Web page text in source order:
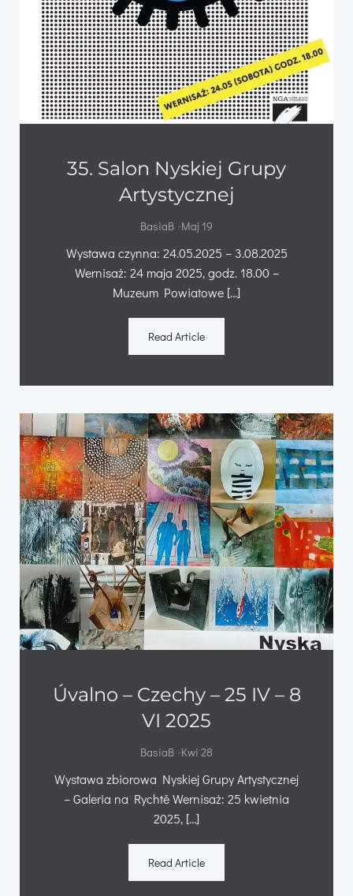
35. Salon Nyskiej Grupy
Artystycznej
BasiaB -Maj 19
Wystawa czynna: 24.05.2025 – 3.08.2025
Wernisaż: 24 maja 2025, godz. 18.00 –
Muzeum Powiatowe […]
Read Article
Úvalno – Czechy – 25 IV – 8
VI 2025
BasiaB -Kwi 28
Wystawa zbiorowa Nyskiej Grupy Artystycznej
– Galeria na Rychtě Wernisaż: 25 kwietnia
2025, […]
Read Article